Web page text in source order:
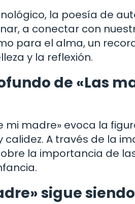
la poesía de
a conectar con
para el alma, un
y la reflexión.
de «Las
mi madre» evoca la
A través de la
la importancia de
sigue